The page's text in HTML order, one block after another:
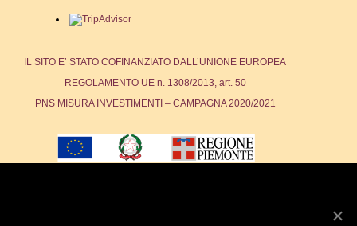
IL SITO E’ STATO COFINANZIATO DALL’UNIONE EUROPEA
REGOLAMENTO UE n. 1308/2013, art. 50
PNS MISURA INVESTIMENTI – CAMPAGNA 2020/2021